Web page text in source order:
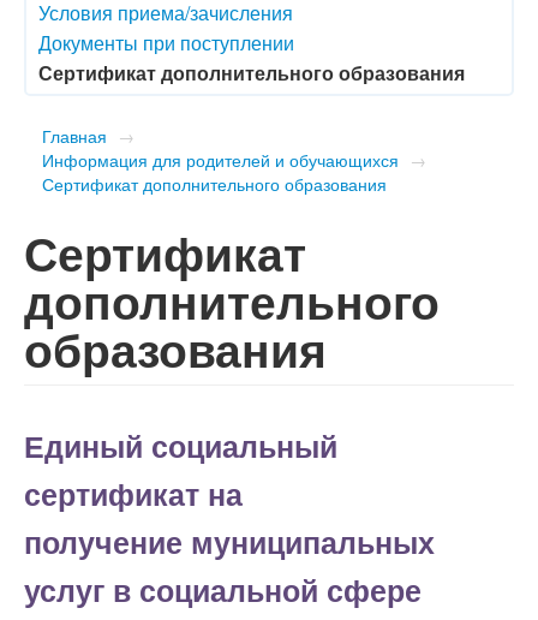
Условия приема/зачисления
Документы при поступлении
Сертификат дополнительного образования
Главная →
Информация для родителей и обучающихся →
Сертификат дополнительного образования
Сертификат
дополнительного
образования
Единый социальный
сертификат на
получение муниципальных
услуг в социальной сфере